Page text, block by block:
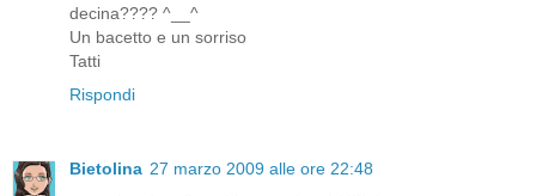
decina???? ^__^
Un bacetto e un sorriso
Tatti
Rispondi
Bietolina 27 marzo 2009 alle ore 22:48